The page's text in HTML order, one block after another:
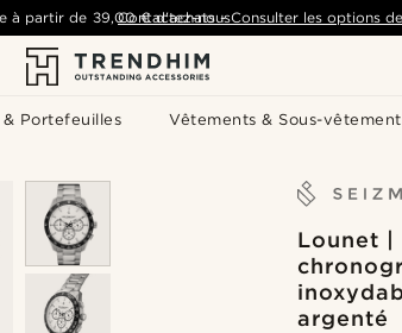
& Portefeuilles Vêtements & Sous-
à partir de 39,00 € d'achats- Consulter les options
Contactez-nous
Lounet |
argenté